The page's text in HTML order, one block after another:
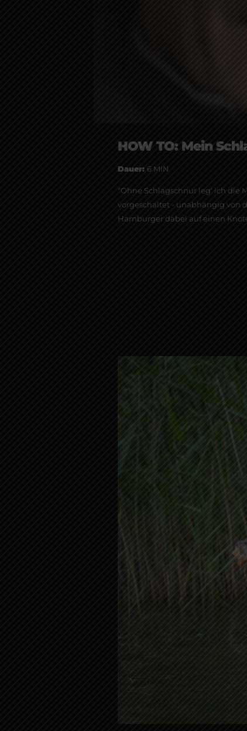
HOW TO: Mein
Dauer: 6 MIN
"Ohne Schlagschnur leg' ich die
vorgeschaltet - unabhängig von
Hamburger dabei auf einen